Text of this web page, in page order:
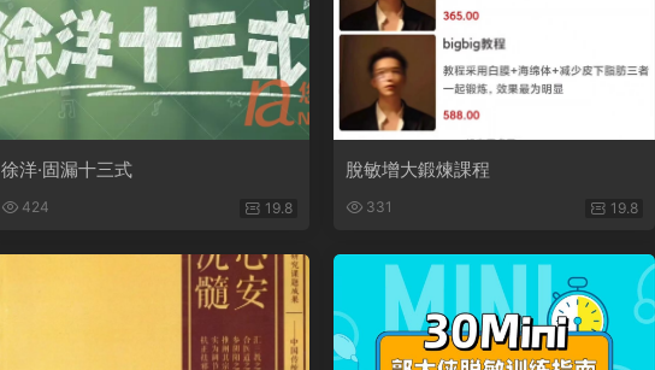
徐洋·固漏十三式
424 19.8
脫敏增大鍛煉課程
331 19.8